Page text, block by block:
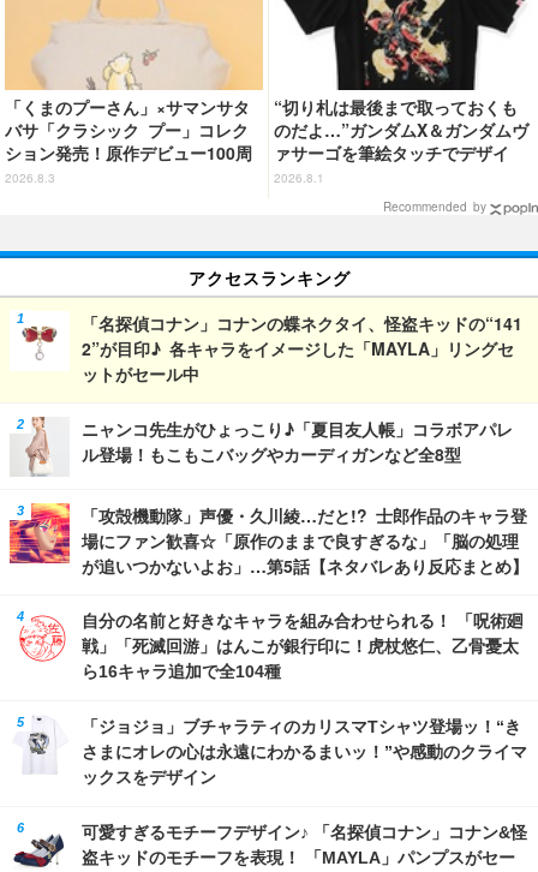
「くまのプーさん」×サマンサタ
バサ「クラシック プー」コレク
ション発売！原作デビュー100周
年記念でハンドバッグや財布など
2026.8.3
“切り札は最後まで取っておくも
のだよ…”ガンダムX＆ガンダムヴ
ァサーゴを筆絵タッチでデザイ
ン！「ガンダムX」Tシャツ発売
2026.8.1
Recommended by
アクセスランキング
「名探偵コナン」コナンの蝶ネクタイ、怪盗キッドの“141
2”が目印♪ 各キャラをイメージした「MAYLA」リングセ
ットがセール中
ニャンコ先生がひょっこり♪「夏目友人帳」コラボアパレ
ル登場！もこもこバッグやカーディガンなど全8型
「攻殻機動隊」声優・久川綾…だと!? 士郎作品のキャラ登
場にファン歓喜☆「原作のままで良すぎるな」「脳の処理
が追いつかないよお」…第5話【ネタバレあり反応まとめ】
自分の名前と好きなキャラを組み合わせられる！ 「呪術廻
戦」「死滅回游」はんこが銀行印に！虎杖悠仁、乙骨憂太
ら16キャラ追加で全104種
「ジョジョ」ブチャラティのカリスマTシャツ登場ッ！“き
さまにオレの心は永遠にわかるまいッ！”や感動のクライマ
ックスをデザイン
可愛すぎるモチーフデザイン♪ 「名探偵コナン」コナン&怪
盗キッドのモチーフを表現！ 「MAYLA」パンプスがセー